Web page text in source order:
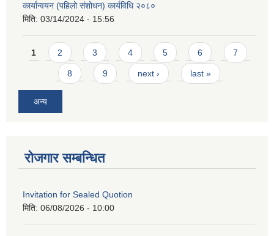
कार्यान्वयन (पहिलो संशोधन) कार्यविधि २०८०
मिति: 03/14/2024 - 15:56
Pages
1 2 3 4 5 6 7
8 9 next › last »
अन्य
रोजगार सम्बन्धित
Invitation for Sealed Quotion
मिति: 06/08/2026 - 10:00